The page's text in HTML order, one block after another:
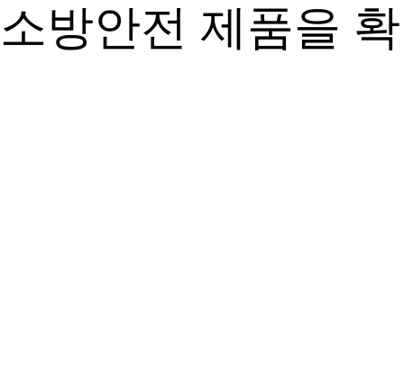
소방안전 제품을